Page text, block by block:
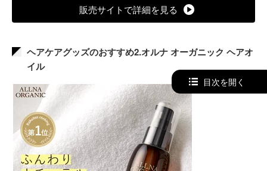
販売サイトで詳細を見る
ヘアケアグッズのおすすめ2.オルナ オーガニック ヘアオ
イル
目次を開く